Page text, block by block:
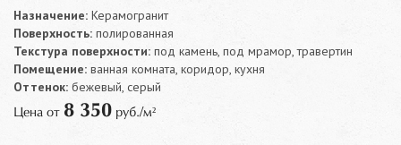
Назначение: Керамогранит
Поверхность: полированная
Текстура поверхности: под камень, под мрамор, травертин
Помещение: ванная комната, коридор, кухня
Оттенок: бежевый, серый
Цена от 8 350 руб./м²